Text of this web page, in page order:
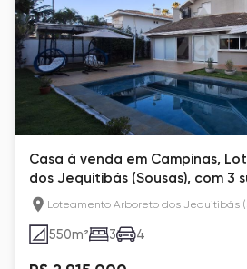
Casa à venda em Campinas,
dos Jequitibás (Sousas), com 3
Loteamento Arboreto dos Jequitibás
550m² 3 4